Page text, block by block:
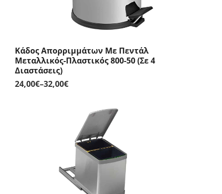
Κάδος Απορριμμάτων Με Πεντάλ
Μεταλλικός-Πλαστικός 800-50 (Σε 4
Διαστάσεις)
24,00€–32,00€Price
24,00€
through
32,00€